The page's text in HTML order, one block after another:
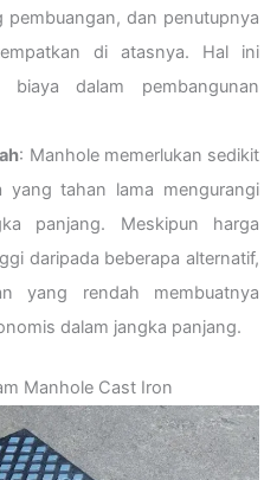
dan penutupnya
di atasnya. Hal ini
dalam pembangunan
: Manhole memerlukan sedikit
yang tahan lama mengurangi
panjang. Meskipun harga
daripada beberapa alternatif,
yang rendah membuatnya
dalam jangka panjang.
Manhole Cast Iron